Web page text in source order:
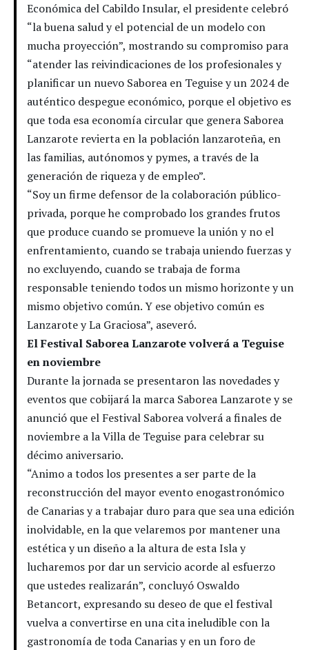
Económica del Cabildo Insular, el presidente celebró
“la buena salud y el potencial de un modelo con
mucha proyección”, mostrando su compromiso para
“atender las reivindicaciones de los profesionales y
planificar un nuevo Saborea en Teguise y un 2024 de
auténtico despegue económico, porque el objetivo es
que toda esa economía circular que genera Saborea
Lanzarote revierta en la población lanzaroteña, en
las familias, autónomos y pymes, a través de la
generación de riqueza y de empleo”.
“Soy un firme defensor de la colaboración público-
privada, porque he comprobado los grandes frutos
que produce cuando se promueve la unión y no el
enfrentamiento, cuando se trabaja uniendo fuerzas y
no excluyendo, cuando se trabaja de forma
responsable teniendo todos un mismo horizonte y un
mismo objetivo común. Y ese objetivo común es
Lanzarote y La Graciosa”, aseveró.
El Festival Saborea Lanzarote volverá a Teguise
en noviembre
Durante la jornada se presentaron las novedades y
eventos que cobijará la marca Saborea Lanzarote y se
anunció que el Festival Saborea volverá a finales de
noviembre a la Villa de Teguise para celebrar su
décimo aniversario.
“Animo a todos los presentes a ser parte de la
reconstrucción del mayor evento enogastronómico
de Canarias y a trabajar duro para que sea una edición
inolvidable, en la que velaremos por mantener una
estética y un diseño a la altura de esta Isla y
lucharemos por dar un servicio acorde al esfuerzo
que ustedes realizarán”, concluyó Oswaldo
Betancort, expresando su deseo de que el festival
vuelva a convertirse en una cita ineludible con la
gastronomía de toda Canarias y en un foro de